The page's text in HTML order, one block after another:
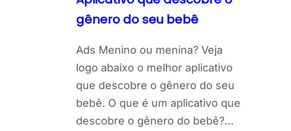
gênero do seu bebê
Ads Menino ou menina? Veja
logo abaixo o melhor aplicativo
que descobre o gênero do seu
bebê. O que é um aplicativo que
descobre o gênero do bebê?…